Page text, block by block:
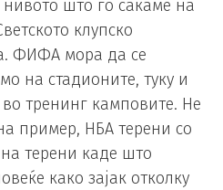
што го сакаме на
клупско
ФИФА мора да се
на стадионите, туку и
тренинг камповите. Не
пример, НБА терени со
терени каде што
како зајак отколку